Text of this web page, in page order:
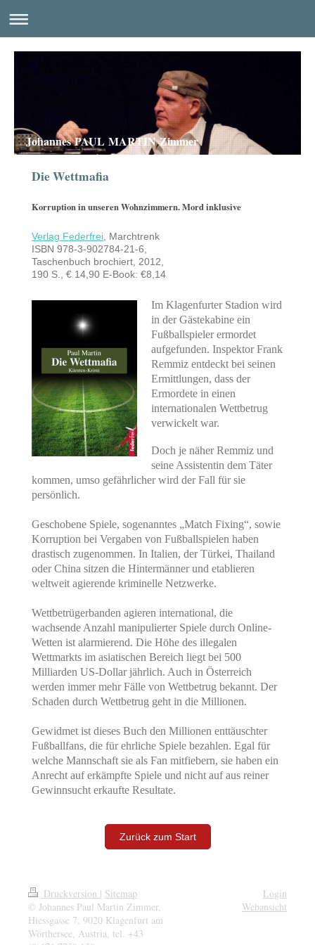
Johannes PAUL MARTIN Zimmer
Die Wettmafia
Korruption in unseren Wohnzimmern. Mord inklusive
Verlag Federfrei, Marchtrenk
ISBN 978-3-902784-21-6,
Taschenbuch brochiert, 2012,
190 S., € 14,90 E-Book: €8,14
Im Klagenfurter Stadion wird
in der Gästekabine ein
Fußballspieler ermordet
aufgefunden. Inspektor Frank
Remmiz entdeckt bei seinen
Ermittlungen, dass der
Ermordete in einen
internationalen Wettbetrug
verwickelt war.
Doch je näher Remmiz und
seine Assistentin dem Täter
kommen, umso gefährlicher wird der Fall für sie
persönlich.
Geschobene Spiele, sogenanntes „Match Fixing“, sowie
Korruption bei Vergaben von Fußballspielen haben
drastisch zugenommen. In Italien, der Türkei, Thailand
oder China sitzen die Hintermänner und etablieren
weltweit agierende kriminelle Netzwerke.
Wettbetrügerbanden agieren international, die
wachsende Anzahl manipulierter Spiele durch Online-
Wetten ist alarmierend. Die Höhe des illegalen
Wettmarkts im asiatischen Bereich liegt bei 500
Milliarden US-Dollar jährlich. Auch in Österreich
werden immer mehr Fälle von Wettbetrug bekannt. Der
Schaden durch Wettbetrug geht in die Millionen.
Gewidmet ist dieses Buch den Millionen enttäuschter
Fußballfans, die für ehrliche Spiele bezahlen. Egal für
welche Mannschaft sie als Fan mitfiebern, sie haben ein
Anrecht auf erkämpfte Spiele und nicht auf aus reiner
Gewinnsucht erkaufte Resultate.
Zurück zum Start
Druckversion | Sitemap
© Johannes Paul Martin Zimmer,
Hiessgasse 7, 9020 Klagenfurt am
Wörthersee, Austria, tel. +43
Login
Webansicht